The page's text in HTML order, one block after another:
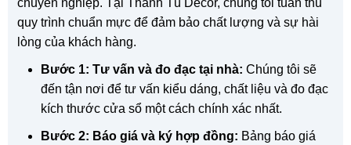
quy trình chuẩn mực để đảm bảo chất lượng và sự hài
lòng của khách hàng.
Bước 1: Tư vấn và đo đạc tại nhà: Chúng tôi sẽ
đến tận nơi để tư vấn kiểu dáng, chất liệu và đo đạc
kích thước cửa sổ một cách chính xác nhất.
Bước 2: Báo giá và ký hợp đồng: Bảng báo giá